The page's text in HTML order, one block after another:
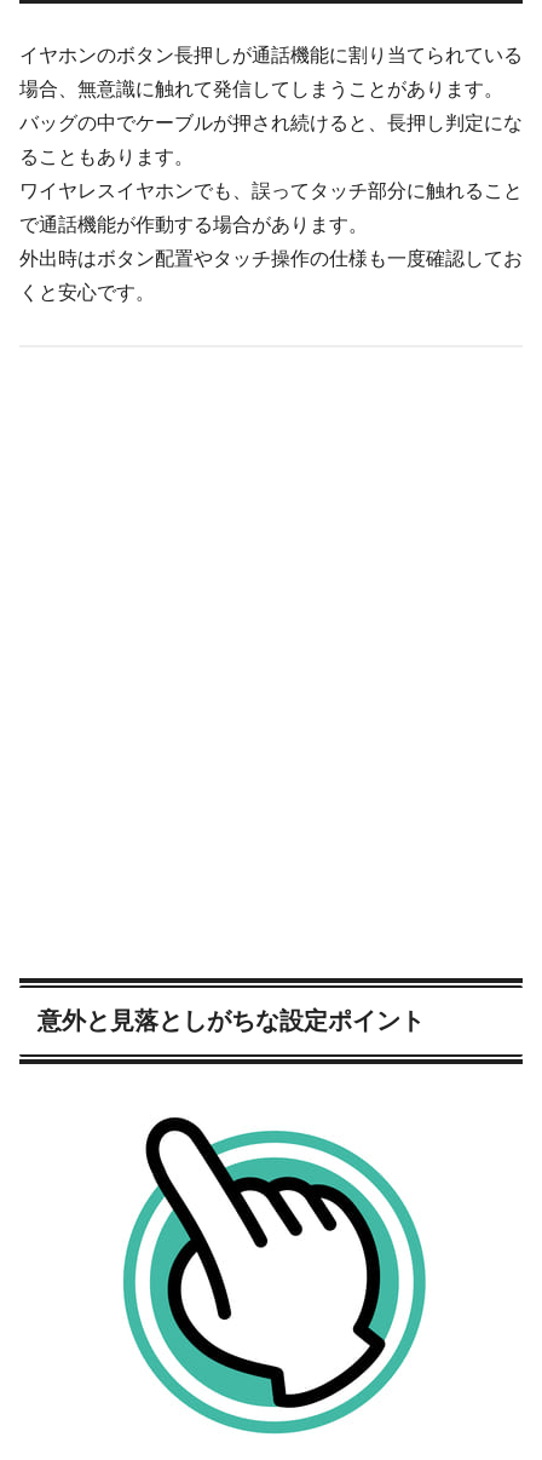
イヤホンのボタン長押しが通話機能に割り当てられている
場合、無意識に触れて発信してしまうことがあります。
バッグの中でケーブルが押され続けると、長押し判定にな
ることもあります。
ワイヤレスイヤホンでも、誤ってタッチ部分に触れること
で通話機能が作動する場合があります。
外出時はボタン配置やタッチ操作の仕様も一度確認してお
くと安心です。
意外と見落としがちな設定ポイント